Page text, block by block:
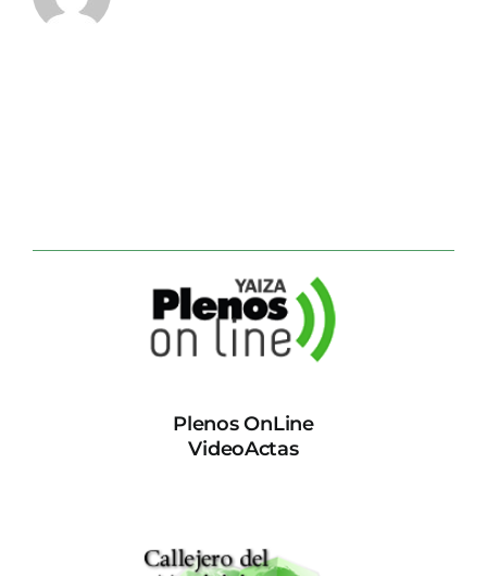
Plenos OnLine
VideoActas